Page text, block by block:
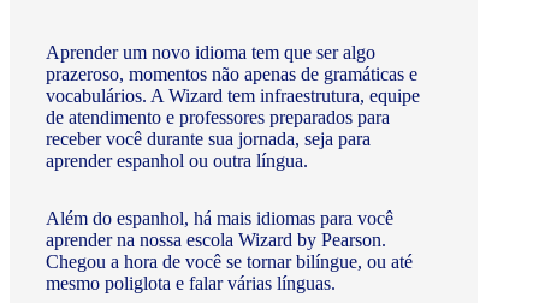
Aprender um novo idioma tem que ser algo
prazeroso, momentos não apenas de gramáticas e
vocabulários. A Wizard tem infraestrutura, equipe
de atendimento e professores preparados para
receber você durante sua jornada, seja para
aprender espanhol ou outra língua.
Além do espanhol, há mais idiomas para você
aprender na nossa escola Wizard by Pearson.
Chegou a hora de você se tornar bilíngue, ou até
mesmo poliglota e falar várias línguas.